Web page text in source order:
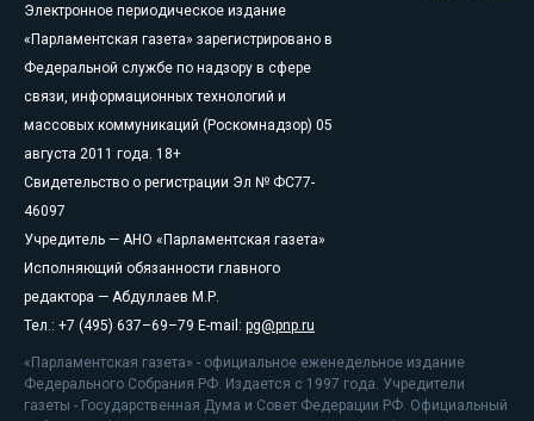
Электронное периодическое издание
«Парламентская газета» зарегистрировано в
Федеральной службе по надзору в сфере
связи, информационных технологий и
массовых коммуникаций (Роскомнадзор) 05
августа 2011 года. 18+
Свидетельство о регистрации Эл № ФС77-
46097
Учредитель — АНО «Парламентская газета»
Исполняющий обязанности главного
редактора — Абдуллаев М.Р.
Тел.: +7 (495) 637–69–79 E-mail: pg@pnp.ru
«Парламентская газета» - официальное еженедельное издание
Федерального Собрания РФ. Издается с 1997 года. Учредители
газеты - Государственная Дума и Совет Федерации РФ. Официальный